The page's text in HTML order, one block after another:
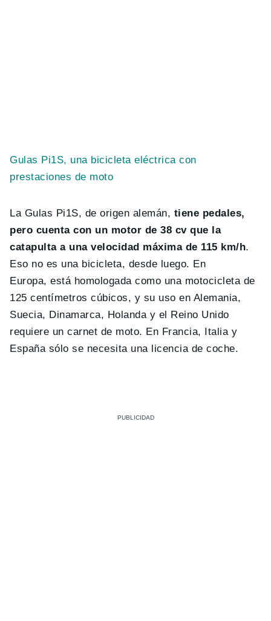
Gulas Pi1S, una bicicleta eléctrica con
prestaciones de moto
La Gulas Pi1S, de origen alemán, tiene pedales,
pero cuenta con un motor de 38 cv que la
catapulta a una velocidad máxima de 115 km/h.
Eso no es una bicicleta, desde luego. En
Europa, está homologada como una motocicleta de
125 centímetros cúbicos, y su uso en Alemania,
Suecia, Dinamarca, Holanda y el Reino Unido
requiere un carnet de moto. En Francia, Italia y
España sólo se necesita una licencia de coche.